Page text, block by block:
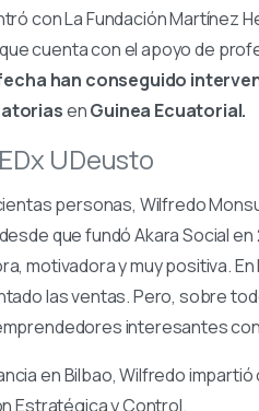
con La Fundación Martínez
cuenta con el apoyo de
han conseguido
enGuinea Ecuatorial.
UDeusto
personas, Wilfredo
que fundó Akara Social
motivadora y muy positiva.
las ventas. Pero, sobre
interesantes
en Bilbao, Wilfredo
Estratégica y Control.